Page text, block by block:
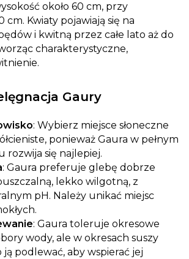
około 60 cm, przy
cm. Kwiaty pojawiają się na
i kwitną przez całe lato aż do
charakterystyczne,
Gaury
: Wybierz miejsce słoneczne
ponieważ Gaura w pełnym
rozwija się najlepiej.
: Gaura preferuje glebę dobrze
lekko wilgotną, z
pH. Należy unikać miejsc
: Gaura toleruje okresowe
wody, ale w okresach suszy
ją podlewać, aby wspierać jej